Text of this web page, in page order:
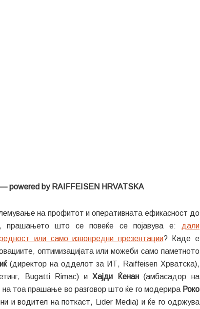
powered by RAIFFEISEN HRVATSKA
на профитот и оперативната ефикасност до
прашањето што се повеќе се појавува е: дали
или само извонредни презентации? Каде е
оптимизацијата или можеби само паметното
(директор на одделот за ИТ, Raiffeisen Хрватска),
Bugatti Rimac) и Хајди Ќенан(амбасадор на
тоа прашање во разговор што ќе го модерира Роко
и водител на поткаст, Lider Media) и ќе го одржува